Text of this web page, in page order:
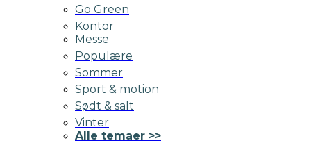
Go Green
Kontor
Messe
Populære
Sommer
Sport & motion
Sødt & salt
Vinter
Alle temaer >>